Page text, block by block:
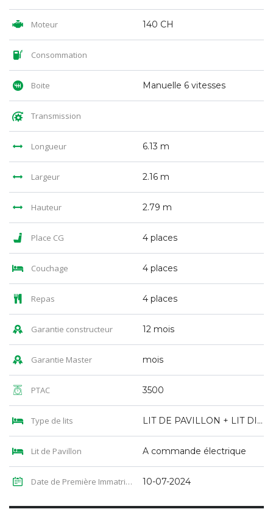
Moteur 140 CH
Consommation
Boite Manuelle 6 vitesses
Transmission
Longueur 6.13 m
Largeur 2.16 m
Hauteur 2.79 m
Place CG 4 places
Couchage 4 places
Repas 4 places
Garantie constructeur 12 mois
Garantie Master mois
PTAC 3500
Type de lits LIT DE PAVILLON + LIT DINETTE
Lit de Pavillon A commande électrique
Date de Première Immatriculation 10-07-2024